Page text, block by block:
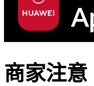
商家注